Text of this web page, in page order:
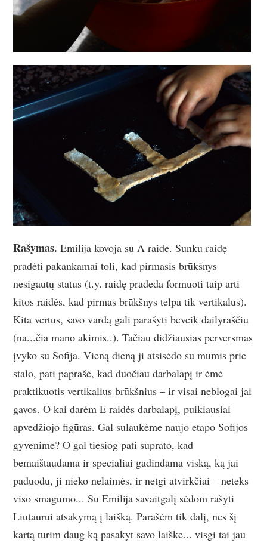
Rašymas.Emilija kovoja su A raide. Sunku raidę
pradėti pakankamai toli, kad pirmasis brūkšnys
nesigautų status (t.y. raidę pradeda formuoti taip arti
kitos raidės, kad pirmas brūkšnys telpa tik vertikalus).
Kita vertus, savo vardą gali parašyti beveik dailyraščiu
(na...čia mano akimis..). Tačiau didžiausias perversmas
įvyko su Sofija. Vieną dieną ji atsisėdo su mumis prie
stalo, pati paprašė, kad duočiau darbalapį ir ėmė
praktikuotis vertikalius brūkšnius – ir visai neblogai jai
gavos. O kai darėm E raidės darbalapį, puikiausiai
apvedžiojo figūras. Gal sulaukėme naujo etapo Sofijos
gyvenime? O gal tiesiog pati suprato, kad
bemaištaudama ir specialiai gadindama viską, ką jai
paduodu, ji nieko nelaimės, ir netgi atvirkčiai – neteks
viso smagumo... Su Emilija savaitgalį sėdom rašyti
Liutaurui atsakymą į laišką. Parašėm tik dalį, nes šį
kartą turim daug ką pasakyt savo laiške... visgi tai jau